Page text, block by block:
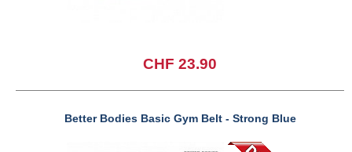
CHF 23.90
Better Bodies Basic Gym Belt - Strong Blue